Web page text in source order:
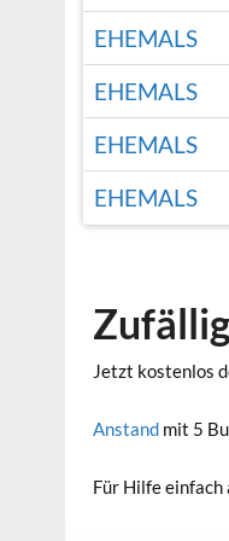
EHEMALS
EHEMALS
EHEMALS
EHEMALS
Jetzt kostenlos
Anstandmit 5
Für Hilfe einfach